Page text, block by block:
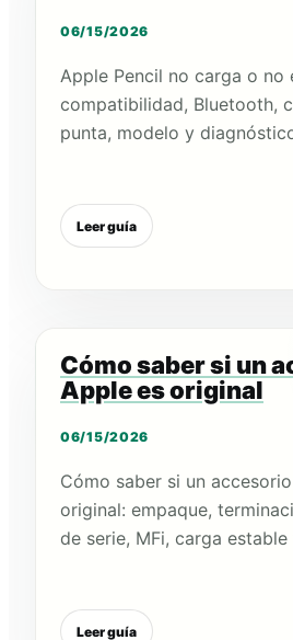
06/15/2026
Apple Pencil no carga o no
compatibilidad, Bluetooth,
punta, modelo y
Leer guía
Cómo saber si un
Apple es original
06/15/2026
Cómo saber si un
original: empaque,
de serie, MFi, carga
Leer guía